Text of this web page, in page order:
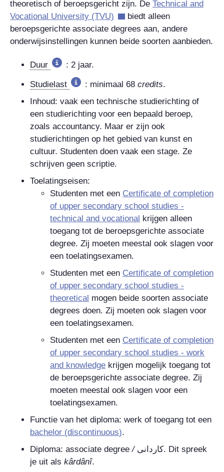
theoretisch of beroepsgericht zijn. De Technical and
Vocational University (TVU)
biedt alleen
beroepsgerichte associate degrees aan, andere
onderwijsinstellingen kunnen beide soorten aanbieden.
Duur : 2 jaar.
Studielast : minimaal 68 credits.
Inhoud: vaak een technische studierichting of
een studierichting voor een bepaald beroep,
zoals accountancy. Maar er zijn ook
studierichtingen op het gebied van kunst en
cultuur. Studenten doen vaak een stage. Ze
schrijven geen scriptie.
Toelatingseisen:
Studenten met een Certificate of completion
of upper secondary school studies -
technical and vocational krijgen alleen
toegang tot de beroepsgerichte associate
degree. Zij moeten meestal ook slagen voor
een toelatingsexamen.
Studenten met een Certificate of completion
of upper secondary school studies -
theoretical mogen beide soorten associate
degrees doen. Zij moeten ook slagen voor
een toelatingsexamen.
Studenten met een Certificate of completion
of upper secondary school studies - work
and knowledge krijgen mogelijk toegang tot
de beroepsgerichte associate degree. Zij
moeten meestal ook slagen voor een
toelatingsexamen.
Functie van het diploma: werk of toegang tot een
bachelor (discontinuous).
Diploma: associate degree / کاردانی. Dit spreek
je uit als kârdânî.